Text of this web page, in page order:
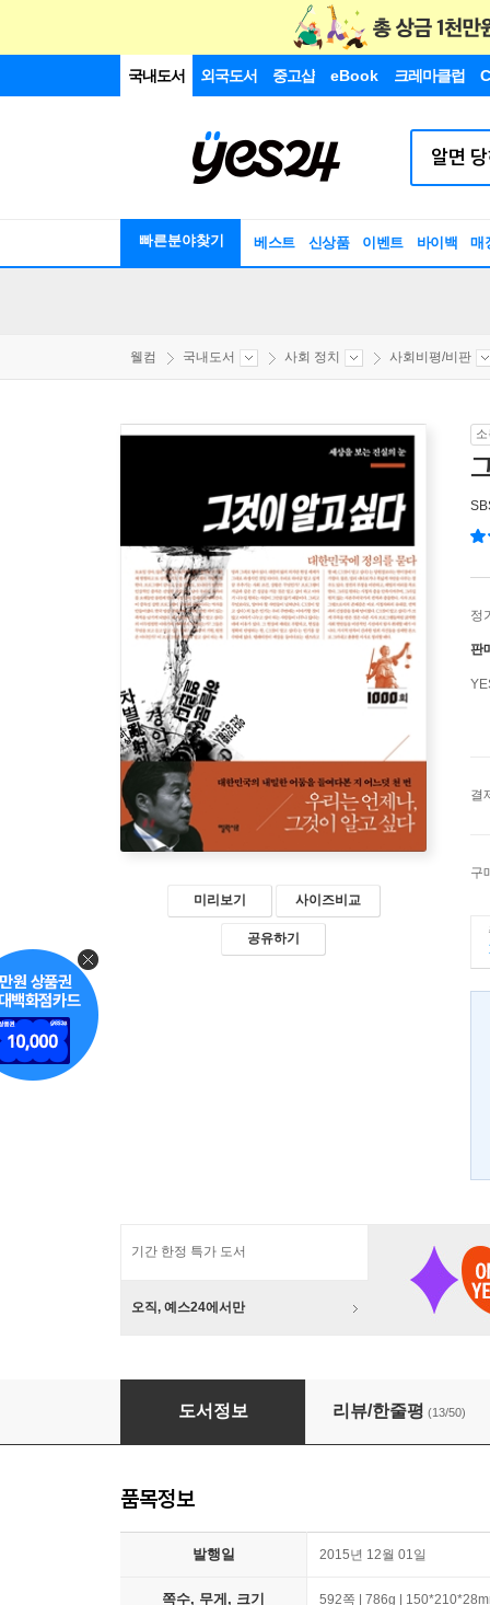
국내도서 외국도서 중고샵 eBook 크레마클럽
빠른분야찾기 베스트 신상품 이벤트 바이백 매
웰컴 국내도서 사회 정치 사회비평/비판
미리보기 사이즈비교
공유하기
정
판
결
구
기간 한정 특가 도서
오직, 예스24에서만
그것이 알고 싶다
도서정보 리뷰/한줄평 (13/50)
품목정보
발행일 2015년 12월 01일
쪽수, 무게, 크기 592쪽 | 786g |